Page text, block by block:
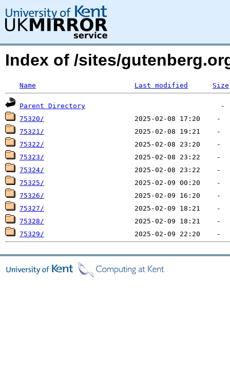
Index of /sites/
Name Last modified Size
Parent Directory
75320/
75321/
75322/
75323/
75324/
75325/
75326/
75327/
75328/
75329/